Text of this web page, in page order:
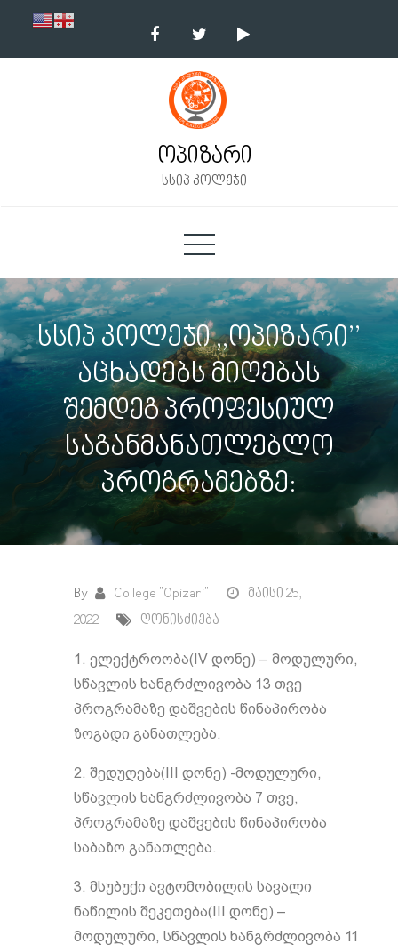
content
ოპიზარი
სსიპ კოლეჯი
სსიპ კოლეჯი ,,ოპიზარი’’
აცხადებს მიღებას
შემდეგ პროფესიულ
საგანმანათლებლო
პროგრამებზე:
By College "Opizari"
მაისი 25,
2022
ღონისძიება
1. ელექტროობა(IV დონე) – მოდულური,
სწავლის ხანგრძლივობა 13 თვე
პროგრამაზე დაშვების წინაპირობა
ზოგადი განათლება.
2. შედუღება(III დონე) -მოდულური,
სწავლის ხანგრძლივობა 7 თვე,
პროგრამაზე დაშვების წინაპირობა
საბაზო განათლება.
3. მსუბუქი ავტომობილის სავალი
ნაწილის შეკეთება(III დონე) –
მოდულური, სწავლის ხანგრძლივობა 11